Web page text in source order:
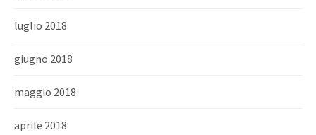
luglio 2018
giugno 2018
maggio 2018
aprile 2018